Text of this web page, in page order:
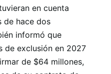
en cuenta
de hace dos
informó que
de exclusión en 2027
de $64 millones,